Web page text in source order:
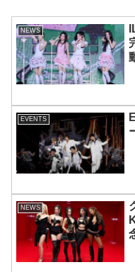
NEWS
EVENTS
NEWS